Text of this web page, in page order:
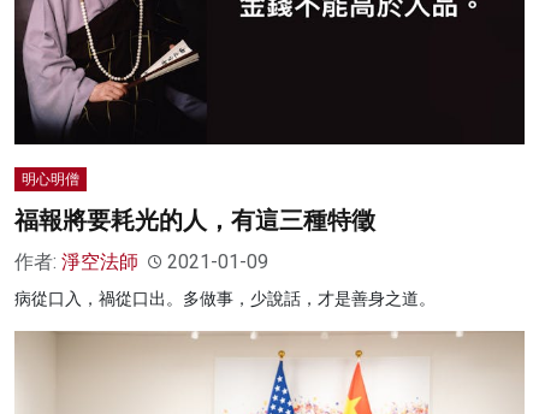
明心明僧
福報將要耗光的人，有這三種特徵
作者: 淨空法師 2021-01-09
病從口入，禍從口出。多做事，少說話，才是善身之道。